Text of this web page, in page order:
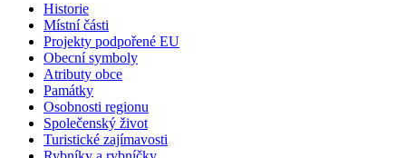
Historie
Místní části
Projekty podpořené EU
Obecní symboly
Atributy obce
Památky
Osobnosti regionu
Společenský život
Turistické zajímavosti